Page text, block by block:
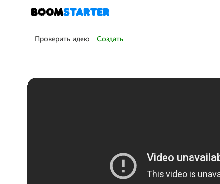
Проверить идею Создать